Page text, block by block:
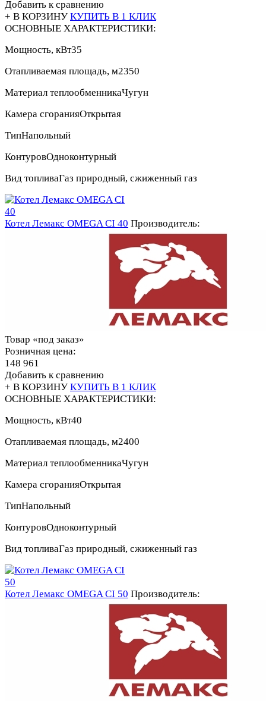
Добавить к сравнению
+ В КОРЗИНУ КУПИТЬ В 1 КЛИК
ОСНОВНЫЕ ХАРАКТЕРИСТИКИ:
Мощность, кВт35
Отапливаемая площадь, м2350
Материал теплообменникаЧугун
Камера сгоранияОткрытая
ТипНапольный
КонтуровОдноконтурный
Вид топливаГаз природный, сжиженный газ
Котел Лемакс OMEGA CI 40 Производитель:
Товар «под заказ»
Розничная цена:
148 961
Добавить к сравнению
+ В КОРЗИНУ КУПИТЬ В 1 КЛИК
ОСНОВНЫЕ ХАРАКТЕРИСТИКИ:
Мощность, кВт40
Отапливаемая площадь, м2400
Материал теплообменникаЧугун
Камера сгоранияОткрытая
ТипНапольный
КонтуровОдноконтурный
Вид топливаГаз природный, сжиженный газ
Котел Лемакс OMEGA CI 50 Производитель: